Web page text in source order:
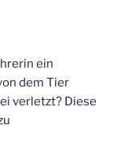
ein
dem Tier
verletzt? Diese